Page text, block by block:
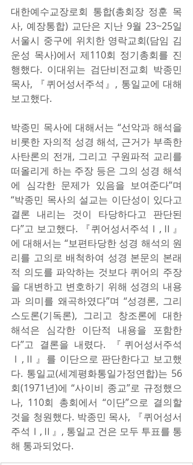
대한예수교장로회 통합(총회장 정훈 목
사, 예장통합) 교단은 지난 9월 23~25일
서울시 중구에 위치한 영락교회(담임 김
운성 목사)에서 제110회 정기총회를 진
행했다. 이대위는 검단비전교회 박종민
목사, 『퀴어성서주석』, 통일교에 대해
보고했다.
박종민 목사에 대해서는 “선악과 해석을
비롯한 자의적 성경 해석, 근거가 부족한
사탄론의 전개, 그리고 구원파적 교리를
떠올리게 하는 주장 등은 그의 성경 해석
에 심각한 문제가 있음을 보여준다”며
“박종민 목사의 설교는 이단성이 있다고
결론 내리는 것이 타당하다고 판단된
다”고 보고했다. 『퀴어성서주석Ⅰ,Ⅱ』
에 대해서는 “보편타당한 성경 해석의 원
리를 고의로 배척하여 성경 본문의 본래
적 의도를 파악하는 것보다 퀴어의 주장
을 대변하고 변호하기 위해 성경의 내용
과 의미를 왜곡하였다”며 “성경론, 그리
스도론(기독론), 그리고 창조론에 대한
해석은 심각한 이단적 내용을 포함한
다”고 결론을 내렸다. 『퀴어성서주석
Ⅰ,Ⅱ』를 이단으로 판단한다고 보고했
다. 통일교(세계평화통일가정연합)는 56
회(1971년)에 “사이비 종교”로 규정했으
나, 110회 총회에서 “이단”으로 결의할
것을 청원했다. 박종민 목사, 『퀴어성서
주석Ⅰ,Ⅱ』, 통일교 건은 모두 투표를 통
해 통과되었다.​